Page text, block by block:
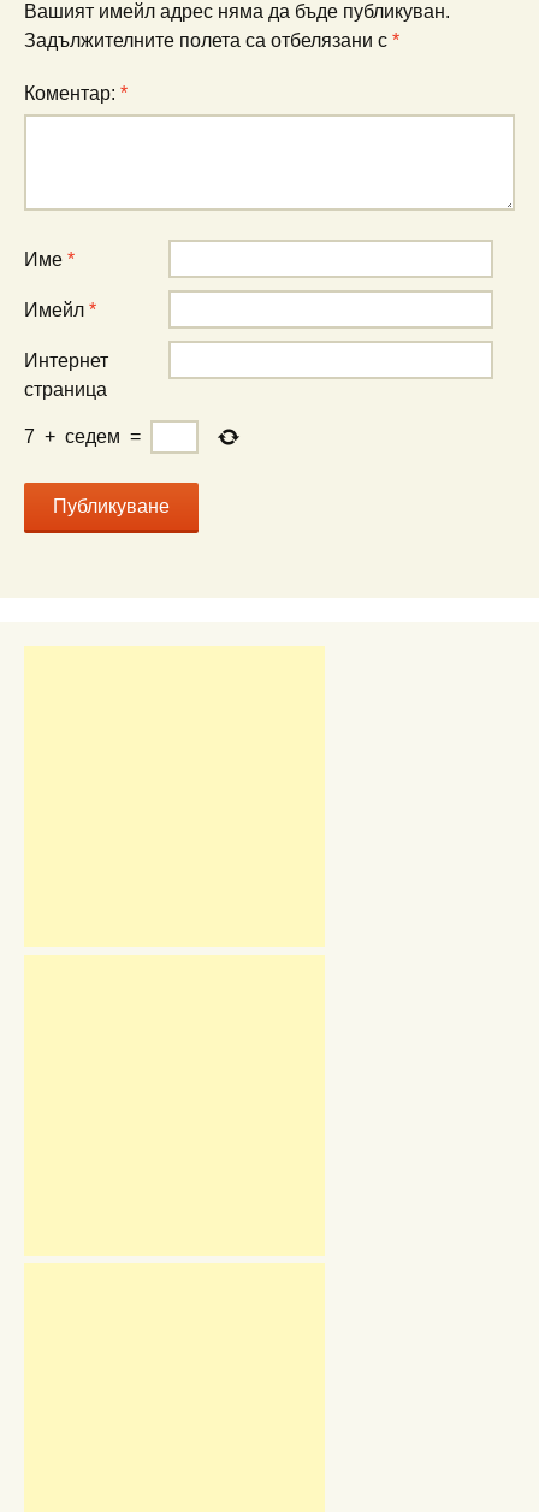
Вашият имейл адрес няма да бъде публикуван.
Задължителните полета са отбелязани с *
Коментар: *
Име *
Имейл *
Интернет
страница
7 + седем =